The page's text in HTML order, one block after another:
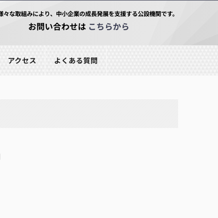
な取組みにより、中小企業の成長発展を支援する公設機関です。
お問い合わせは こちらから
アクセス よくある質問